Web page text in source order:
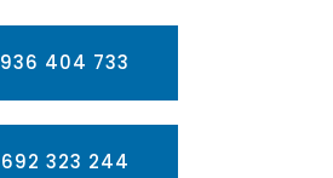
936 404 733
692 323 244